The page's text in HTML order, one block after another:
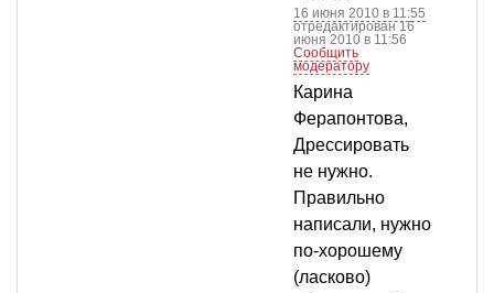
16 июня 2010 в 11:55
отредактирован 16
июня 2010 в 11:56
Сообщить
модератору
Карина
Ферапонтова,
Дрессировать
не нужно.
Правильно
написали, нужно
по-хорошему
(ласково)